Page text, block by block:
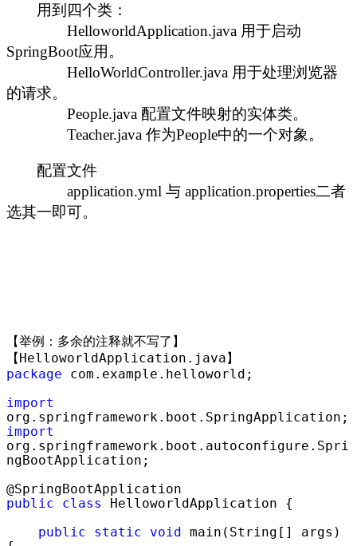
用到四个类：
HelloworldApplication.java 用于启动
SpringBoot应用。
HelloWorldController.java 用于处理浏览器
的请求。
People.java 配置文件映射的实体类。
Teacher.java 作为People中的一个对象。
配置文件
application.yml 与 application.properties二者
选其一即可。
【举例：多余的注释就不写了】
package com.example.helloworld;
import
import
org.springframework.boot.autoconfigure.Spri
ngBootApplication;
public
class
HelloworldApplication {
public
static void
main(String[] args)